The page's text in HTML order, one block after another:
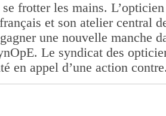
frotter les mains.
et son atelier central
une nouvelle manche
Le syndicat des
en appel d’une action